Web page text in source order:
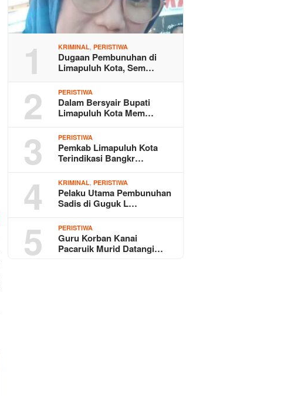
1 KRIMINAL,PERISTIWA
Dugaan Pembunuhan di
Limapuluh Kota, Sem…
2 PERISTIWA
Dalam Bersyair Bupati
Limapuluh Kota Mem…
3 PERISTIWA
Pemkab Limapuluh Kota
Terindikasi Bangkr…
4 KRIMINAL,PERISTIWA
Pelaku Utama Pembunuhan
Sadis di Guguk L…
5 PERISTIWA
Guru Korban Kanai
Pacaruik Murid Datangi…